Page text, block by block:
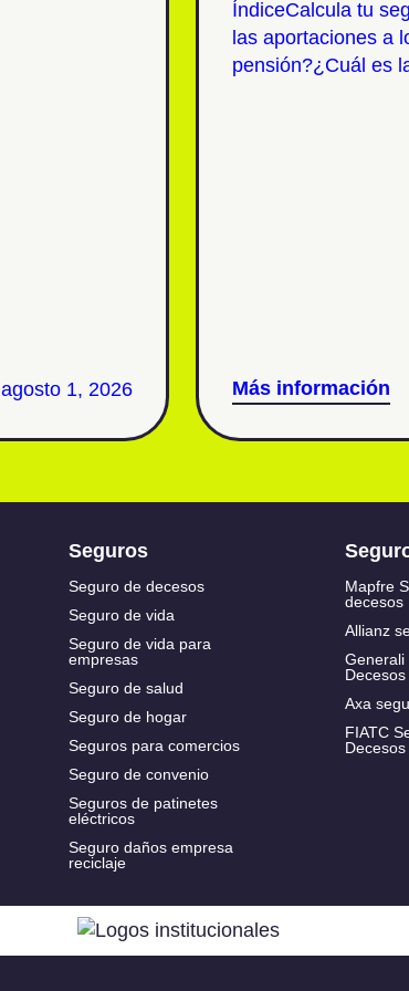
agosto 1, 2026
ÍndiceCalcula tu
las aportaciones a
pensión?¿Cuál es
Más información
Seguros
Seguro de decesos
Seguro de vida
Seguro de vida para
empresas
Seguro de salud
Seguro de hogar
Seguros para comercios
Seguro de convenio
Seguros de patinetes
eléctricos
Seguro daños empresa
reciclaje
Mapfre
decesos
Allianz
Generali
Decesos
Axa
FIATC
Decesos